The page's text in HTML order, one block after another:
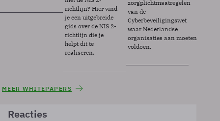
richtlijn? Hier vind
je een uitgebreide
gids over de NIS 2-
richtlijn die je
helpt dit te
realiseren.
zorgplichtmaatregelen
van de
Cyberbeveiligingswet
waar Nederlandse
organisaties aan moeten
voldoen.
MEER WHITEPAPERS
Reacties